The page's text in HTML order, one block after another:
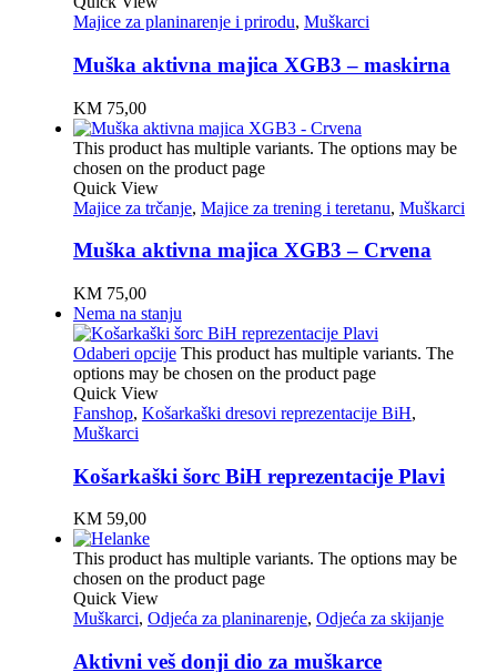
Majice za planinarenje i prirodu, Muškarci
Muška aktivna majica XGB3 – maskirna
KM75,00
This product has multiple variants. The options may be
chosen on the product page
Quick View
Majice za trčanje, Majice za trening i teretanu, Muškarci
Muška aktivna majica XGB3 – Crvena
KM75,00
Nema na stanju
Odaberi opcije This product has multiple variants. The
options may be chosen on the product page
Quick View
Fanshop, Košarkaški dresovi reprezentacije BiH,
Muškarci
Košarkaški šorc BiH reprezentacije Plavi
KM59,00
This product has multiple variants. The options may be
chosen on the product page
Quick View
Muškarci, Odjeća za planinarenje, Odjeća za skijanje
Aktivni veš donji dio za muškarce